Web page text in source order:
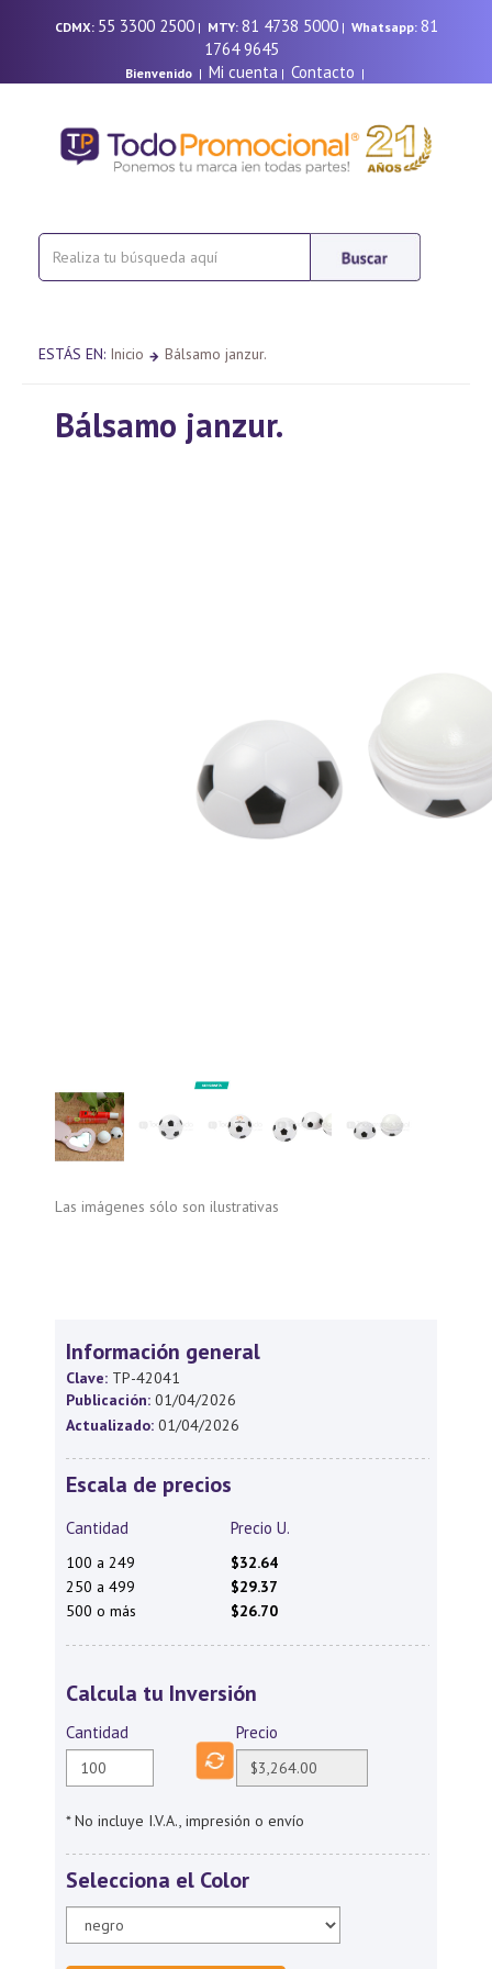
CDMX: 55 3300 2500| MTY: 81 4738 5000| Whatsapp: 81
1764 9645
Bienvenido| Mi cuenta | Contacto |
ESTÁS EN: Inicio Bálsamo janzur.
Bálsamo janzur.
Las imágenes sólo son ilustrativas
Información general
Clave: TP-42041
Publicación: 01/04/2026
Actualizado: 01/04/2026
Escala de precios
Cantidad Precio U.
100 a 249
$32.64
250 a 499
$29.37
500 o más
$26.70
Calcula tu Inversión
Cantidad Precio
* No incluye I.V.A., impresión o envío
Selecciona el Color